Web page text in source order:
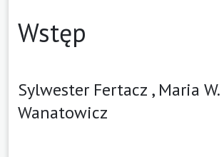
Wstęp
Sylwester Fertacz , Maria W.
Wanatowicz